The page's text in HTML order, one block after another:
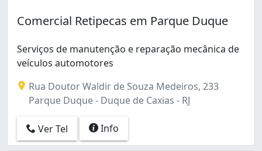
Vila Actura (1)
Vila Araci (Imbariê) (1)
Vila Capixaba (1)
Vila Guanabara (2)
Vila Leopoldina (3)
Vila Rosário (3)
Vila Santa Alice (1)
Vila Santa Cruz (1)
Vila Santo Antônio (1)
Comercial Retipecas em Parque Duque
Serviços de manutenção e reparação mecânica de
veículos automotores
Rua Doutor Waldir de Souza Medeiros, 233
Parque Duque - Duque de Caxias - RJ
Ver Tel Info